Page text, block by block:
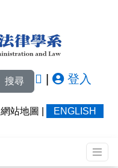
搜尋 登入
網站地圖 ENGLISH